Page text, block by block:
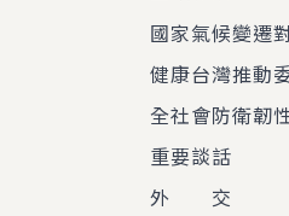
國家氣候變遷
健康台灣推動
全社會防衛韌
重要談話
外 交